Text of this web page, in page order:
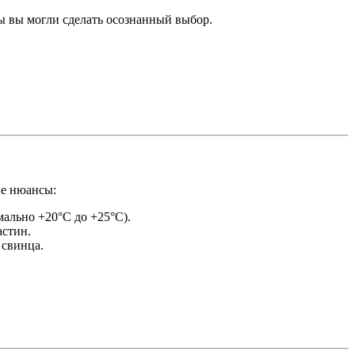
могли сделать осознанный выбор.
нюансы:
+20°C до +25°C).